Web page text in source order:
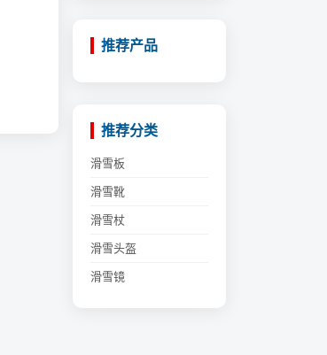
推荐产品
推荐分类
滑雪板
滑雪靴
滑雪杖
滑雪头盔
滑雪镜